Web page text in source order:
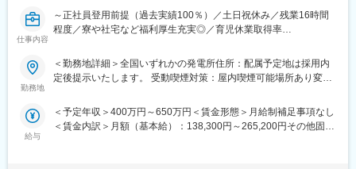
東京電力など大手へ電力・エネルギーを安定供給。
火力発電所の副産物をセメント原料や肥料として活用するなど、
▼17:00頃 退社
■就業環境について：
◇土日祝休み／年間休日123日
◇平均の有給休暇取得日数19.6日
＊社員の健康と充実した生活に配慮した生産性の高い職場の実現
のために「時間外労働、有給取得の見える化」や「No残業デーの
仕事内容
～正社員登用前提（過去実績100％）／土日祝休み／残業16時間
程度／寮や社宅など福利厚生充実◎／育児休業取得率
備運営のすべてを担う会社です／プライム上場で日本有数の電力
会社である電源開発株式会社の100％子会社～
同社の管理する火力発電プラントの建築関係（煙突、サイロ、倉
庫、事務所といった建物全般）の点検・保守計画の立案から、補
勤務地
＜勤務地詳細＞全国いずれかの発電所住所：配属予定地は採用内
定後提示いたします。 受動喫煙対策：屋内喫煙可能場所あり変更
給与
＜予定年収＞400万円～650万円＜賃金形態＞月給制補足事項なし
＜賃金内訳＞月額（基本給）：138,300円～265,200円その他固定